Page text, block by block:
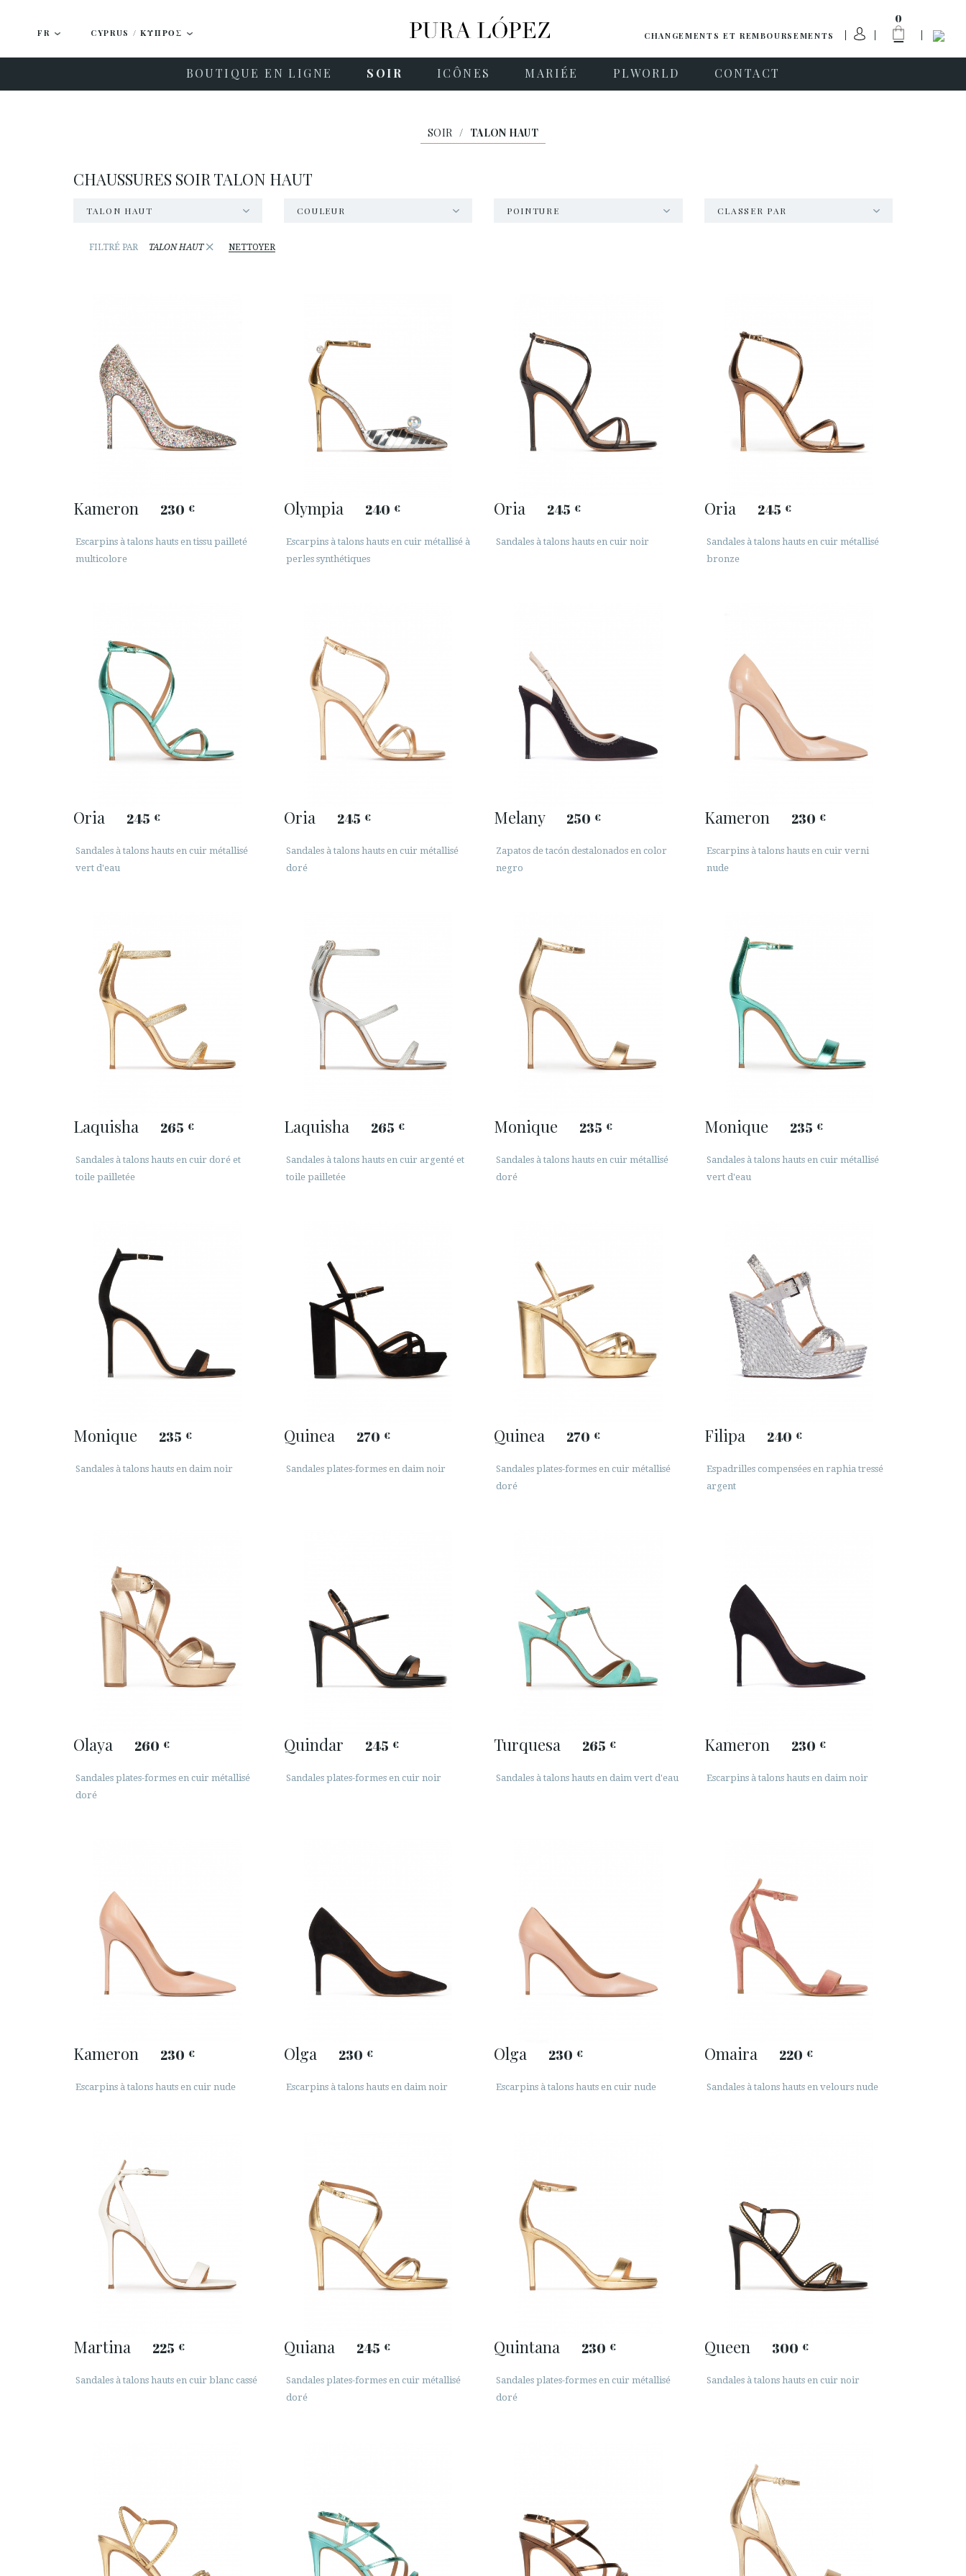
FR CYPRUS / ΚΎΠΡΟΣ CHANGEMENTS ET REMBOURSEMENTS
0
BOUTIQUE EN LIGNE SOIR ICÔNES MARIÉE PLWORLD CONTACT
SOIR / TALON HAUT
CHAUSSURES SOIR TALON HAUT
TALON HAUT COULEUR POINTURE CLASSER PAR
FILTRÉ PAR TALON HAUT × NETTOYER
Kameron 230 €
Escarpins à talons hauts en tissu pailleté
multicolore
Olympia 240 €
Escarpins à talons hauts en cuir métallisé à
perles synthétiques
Oria 245 €
Sandales à talons hauts en cuir noir
Oria 245 €
Sandales à talons hauts en cuir métallisé
bronze
Oria 245 €
Sandales à talons hauts en cuir métallisé
vert d'eau
Oria 245 €
Sandales à talons hauts en cuir métallisé
doré
Melany 250 €
Zapatos de tacón destalonados en color
negro
Kameron 230 €
Escarpins à talons hauts en cuir verni
nude
Laquisha 265 €
Sandales à talons hauts en cuir doré et
toile pailletée
Laquisha 265 €
Sandales à talons hauts en cuir argenté et
toile pailletée
Monique 235 €
Sandales à talons hauts en cuir métallisé
doré
Monique 235 €
Sandales à talons hauts en cuir métallisé
vert d'eau
Monique 235 €
Sandales à talons hauts en daim noir
Quinea 270 €
Sandales plates-formes en daim noir
Quinea 270 €
Sandales plates-formes en cuir métallisé
doré
Filipa 240 €
Espadrilles compensées en raphia tressé
argent
Olaya 260 €
Sandales plates-formes en cuir métallisé
doré
Quindar 245 €
Sandales plates-formes en cuir noir
Turquesa 265 €
Sandales à talons hauts en daim vert d'eau
Kameron 230 €
Escarpins à talons hauts en daim noir
Kameron 230 €
Escarpins à talons hauts en cuir nude
Olga 230 €
Escarpins à talons hauts en daim noir
Olga 230 €
Escarpins à talons hauts en cuir nude
Omaira 220 €
Sandales à talons hauts en velours nude
Martina 225 €
Sandales à talons hauts en cuir blanc cassé
Quiana 245 €
Sandales plates-formes en cuir métallisé
doré
Quintana 230 €
Sandales plates-formes en cuir métallisé
doré
Queen 300 €
Sandales à talons hauts en cuir noir